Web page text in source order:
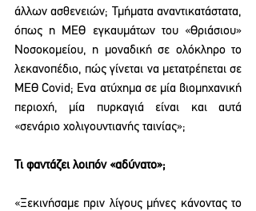
άλλων ασθενειών; Τμήματα αναντικατάστατα,
όπως η ΜΕΘ εγκαυμάτων του «Θριάσιου»
Νοσοκομείου, η μοναδική σε ολόκληρο το
λεκανοπέδιο, πώς γίνεται να μετατρέπεται σε
ΜΕΘ Covid; Ενα ατύχημα σε μία βιομηχανική
περιοχή, μία πυρκαγιά είναι και αυτά
«σενάριο χολιγουντιανής ταινίας»;
Τι φαντάζει λοιπόν «αδύνατο»;
«Ξεκινήσαμε πριν λίγους μήνες κάνοντας το